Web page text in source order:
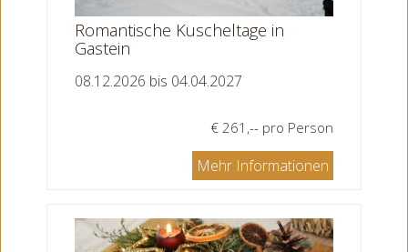
Romantische Kuscheltage in
Gastein
08.12.2026 bis 04.04.2027
€ 261,-- pro Person
Mehr Informationen